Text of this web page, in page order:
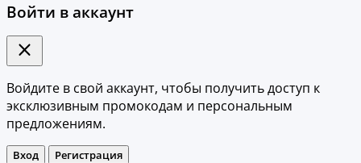
Войти в аккаунт
Войдите в свой аккаунт, чтобы получить доступ к
эксклюзивным промокодам и персональным
предложениям.
Вход Регистрация